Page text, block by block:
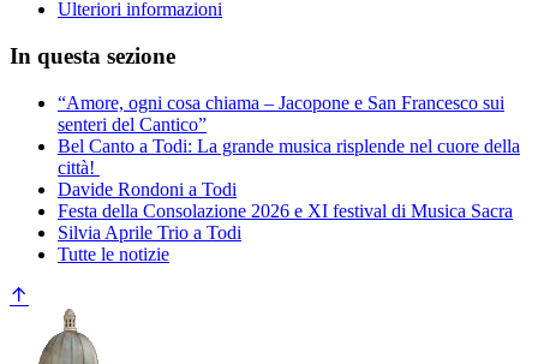
Ulteriori informazioni
In questa sezione
“Amore, ogni cosa chiama – Jacopone e San Francesco sui
senteri del Cantico”
Bel Canto a Todi: La grande musica risplende nel cuore della
città!
Davide Rondoni a Todi
Festa della Consolazione 2026 e XI festival di Musica Sacra
Silvia Aprile Trio a Todi
Tutte le notizie